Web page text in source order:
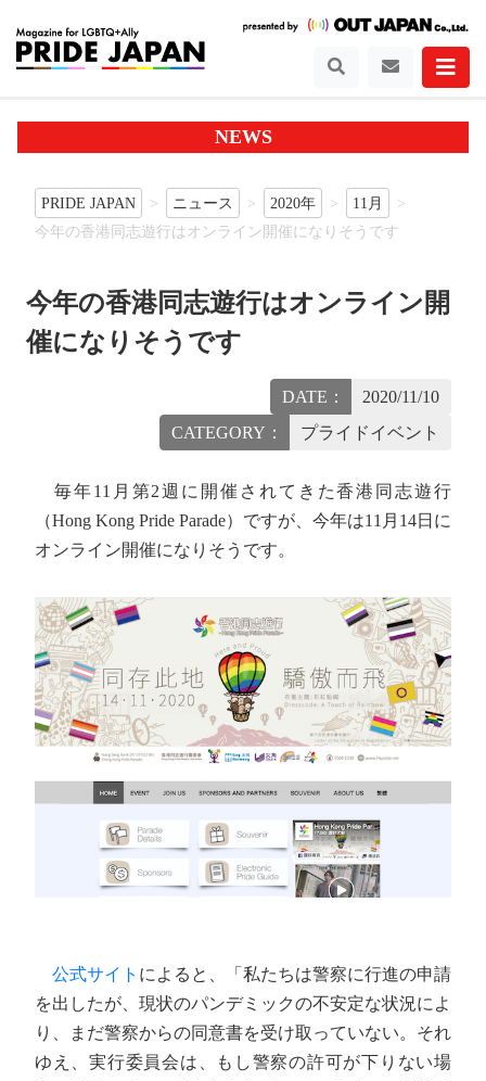
NEWS
PRIDE JAPAN ニュース 2020年
11月
今年の香港同志遊行はオンライン開催になりそうです
今年の香港同志遊行はオンライン開
催になりそうです
DATE：
2020/11/10
CATEGORY：
プライドイベント
毎年11月第2週に開催されてきた香港同志遊行
（Hong Kong Pride Parade）ですが、今年は11月14日に
オンライン開催になりそうです。
公式サイト によると、「私たちは警察に行進の申請
を出したが、現状のパンデミックの不安定な状況によ
り、まだ警察からの同意書を受け取っていない。それ
ゆえ、実行委員会は、もし警察の許可が下りない場